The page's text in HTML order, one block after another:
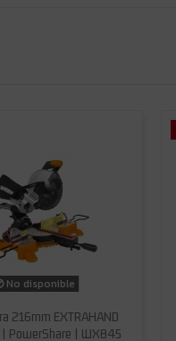
No disponible
216mm EXTRAHAND
PowerShare | WX845